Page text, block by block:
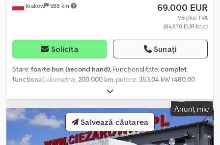
Kraków 588 km 69.000 EUR
VB plus TVA
(84.870 EUR brut)
Solicita Sunați
Stare:foarte bun (second hand), Funcționalitate:complet
funcțional , kilometraj: 200.000 km , putere: 353,04 kW (480,00
, greutatea goală:
greutatea maximă de încărcare:14.320 kg, greutate totală:26.000
kg, configurație ax:6x2, culoare:gri, cabină șofer:cabina de
dormit, tip de angrenaj:automat, clasă de emisii:Euro 6
, An de
2021, Dotări:AdBlue, Tahograf, aer condiționat,
computer de bord, cuplaj remorcă, pilot automat de viteză,
Anunț mic
Salvează căutarea